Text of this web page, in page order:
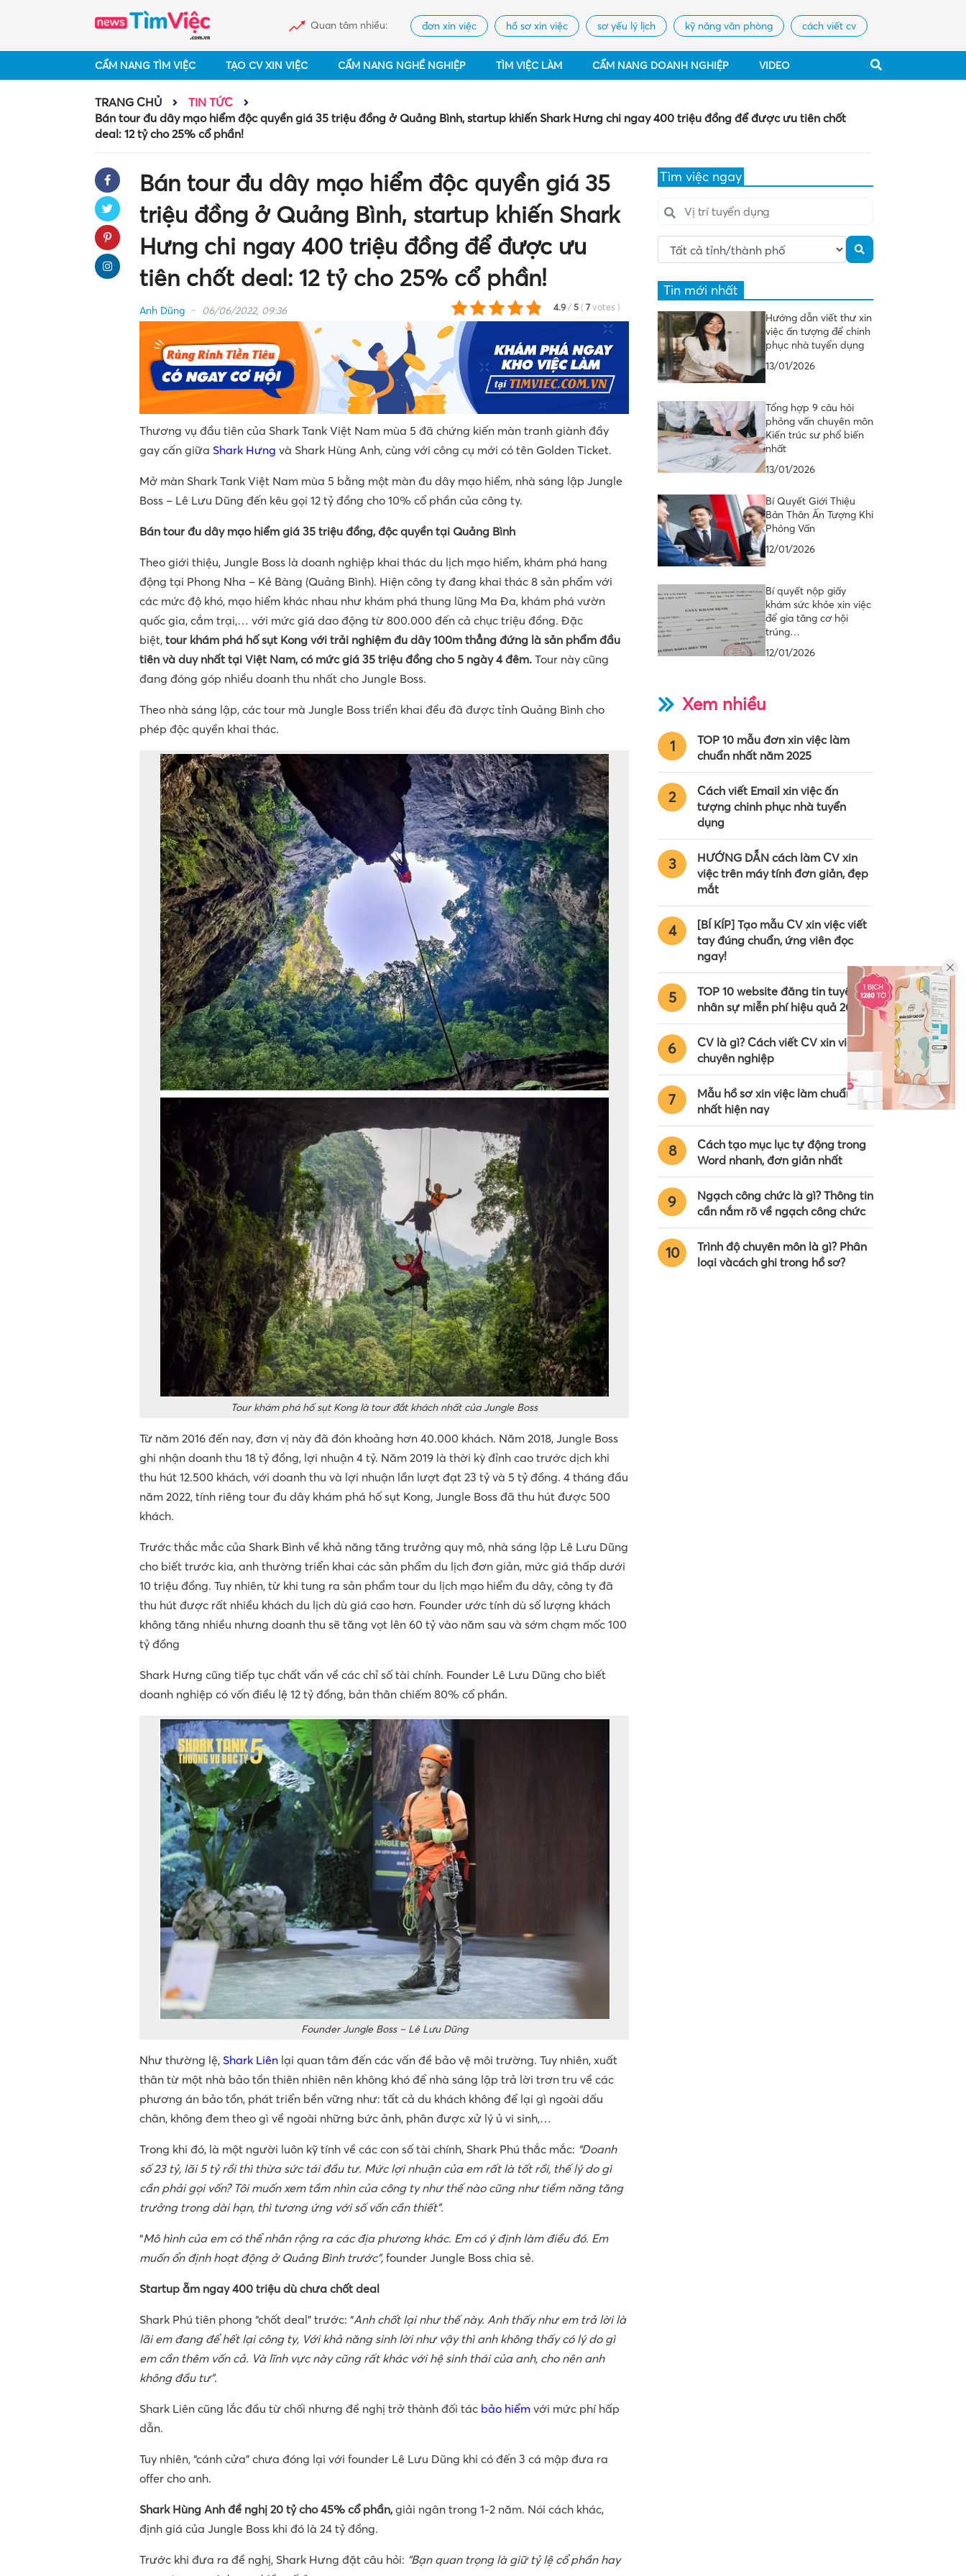
Quan tâm nhiều: đơn xin việc hồ sơ xin việc sơ yếu lý lịch kỹ năng văn phòng cách viết cv
CẨM NANG TÌM VIỆC TẠO CV XIN VIỆC CẨM NANG NGHỀ NGHIỆP TÌM VIỆC LÀM CẨM NANG DOANH NGHIỆP VIDEO
TRANG CHỦ
TIN TỨC
Bán tour đu dây mạo hiểm độc quyền giá 35 triệu đồng ở Quảng Bình, startup khiến Shark Hưng chi ngay 400 triệu đồng để được ưu tiên chốt
deal: 12 tỷ cho 25% cổ phần!
Bán tour đu dây mạo hiểm độc quyền giá 35
triệu đồng ở Quảng Bình, startup khiến Shark
Hưng chi ngay 400 triệu đồng để được ưu
tiên chốt deal: 12 tỷ cho 25% cổ phần!
4.9 / 5 ( 7 votes )
Anh Dũng 06/06/2022, 09:36
Thương vụ đầu tiên của Shark Tank Việt Nam mùa 5 đã chứng kiến màn tranh giành đầy
gay cấn giữa Shark Hưng và Shark Hùng Anh, cùng với công cụ mới có tên Golden Ticket.
Mở màn Shark Tank Việt Nam mùa 5 bằng một màn đu dây mạo hiểm, nhà sáng lập Jungle
Boss – Lê Lưu Dũng đến kêu gọi 12 tỷ đồng cho 10% cổ phần của công ty.
Bán tour đu dây mạo hiểm giá 35 triệu đồng, độc quyền tại Quảng Bình
Theo giới thiệu, Jungle Boss là doanh nghiệp khai thác du lịch mạo hiểm, khám phá hang
động tại Phong Nha – Kẻ Bàng (Quảng Bình). Hiện công ty đang khai thác 8 sản phẩm với
các mức độ khó, mạo hiểm khác nhau như khám phá thung lũng Ma Đa, khám phá vườn
quốc gia, cắm trại,… với mức giá dao động từ 800.000 đến cả chục triệu đồng. Đặc
biệt, tour khám phá hố sụt Kong với trải nghiệm đu dây 100m thẳng đứng là sản phẩm đầu
tiên và duy nhất tại Việt Nam, có mức giá 35 triệu đồng cho 5 ngày 4 đêm. Tour này cũng
đang đóng góp nhiều doanh thu nhất cho Jungle Boss.
Theo nhà sáng lập, các tour mà Jungle Boss triển khai đều đã được tỉnh Quảng Bình cho
phép độc quyền khai thác.
Tour khám phá hố sụt Kong là tour đắt khách nhất của Jungle Boss
Từ năm 2016 đến nay, đơn vị này đã đón khoảng hơn 40.000 khách. Năm 2018, Jungle Boss
ghi nhận doanh thu 18 tỷ đồng, lợi nhuận 4 tỷ. Năm 2019 là thời kỳ đỉnh cao trước dịch khi
thu hút 12.500 khách, với doanh thu và lợi nhuận lần lượt đạt 23 tỷ và 5 tỷ đồng. 4 tháng đầu
năm 2022, tính riêng tour đu dây khám phá hố sụt Kong, Jungle Boss đã thu hút được 500
khách.
Trước thắc mắc của Shark Bình về khả năng tăng trưởng quy mô, nhà sáng lập Lê Lưu Dũng
cho biết trước kia, anh thường triển khai các sản phẩm du lịch đơn giản, mức giá thấp dưới
10 triệu đồng. Tuy nhiên, từ khi tung ra sản phẩm tour du lịch mạo hiểm đu dây, công ty đã
thu hút được rất nhiều khách du lịch dù giá cao hơn. Founder ước tính dù số lượng khách
không tăng nhiều nhưng doanh thu sẽ tăng vọt lên 60 tỷ vào năm sau và sớm chạm mốc 100
tỷ đồng
Shark Hưng cũng tiếp tục chất vấn về các chỉ số tài chính. Founder Lê Lưu Dũng cho biết
doanh nghiệp có vốn điều lệ 12 tỷ đồng, bản thân chiếm 80% cổ phần.
Founder Jungle Boss – Lê Lưu Dũng
Như thường lệ, Shark Liên lại quan tâm đến các vấn đề bảo vệ môi trường. Tuy nhiên, xuất
thân từ một nhà bảo tồn thiên nhiên nên không khó để nhà sáng lập trả lời trơn tru về các
phương án bảo tồn, phát triển bền vững như: tất cả du khách không để lại gì ngoài dấu
chân, không đem theo gì về ngoài những bức ảnh, phân được xử lý ủ vi sinh,…
Trong khi đó, là một người luôn kỹ tính về các con số tài chính, Shark Phú thắc mắc: “Doanh
số 23 tỷ, lãi 5 tỷ rồi thì thừa sức tái đầu tư. Mức lợi nhuận của em rất là tốt rồi, thế lý do gì
cần phải gọi vốn? Tôi muốn xem tầm nhìn của công ty như thế nào cũng như tiềm năng tăng
trưởng trong dài hạn, thì tương ứng với số vốn cần thiết”.
“Mô hình của em có thể nhân rộng ra các địa phương khác. Em có ý định làm điều đó. Em
muốn ổn định hoạt động ở Quảng Bình trước”, founder Jungle Boss chia sẻ.
Startup ẵm ngay 400 triệu dù chưa chốt deal
Shark Phú tiên phong “chốt deal” trước: “Anh chốt lại như thế này. Anh thấy như em trả lời là
lãi em đang để hết lại công ty, Với khả năng sinh lời như vậy thì anh không thấy có lý do gì
em cần thêm vốn cả. Và lĩnh vực này cũng rất khác với hệ sinh thái của anh, cho nên anh
không đầu tư”.
Shark Liên cũng lắc đầu từ chối nhưng đề nghị trở thành đối tác bảo hiểm với mức phí hấp
dẫn.
Tuy nhiên, “cánh cửa” chưa đóng lại với founder Lê Lưu Dũng khi có đến 3 cá mập đưa ra
offer cho anh.
Shark Hùng Anh đề nghị 20 tỷ cho 45% cổ phần, giải ngân trong 1-2 năm. Nói cách khác,
định giá của Jungle Boss khi đó là 24 tỷ đồng.
Trước khi đưa ra đề nghị, Shark Hưng đặt câu hỏi: “Bạn quan trọng là giữ tỷ lệ cổ phần hay
Tìm việc ngay
Tin mới nhất
Hướng dẫn viết thư xin
việc ấn tượng để chinh
phục nhà tuyển dụng
13/01/2026
Tổng hợp 9 câu hỏi
phỏng vấn chuyên môn
Kiến trúc sư phổ biến
nhất
13/01/2026
Bí Quyết Giới Thiệu
Bản Thân Ấn Tượng Khi
Phỏng Vấn
12/01/2026
Bí quyết nộp giấy
khám sức khỏe xin việc
để gia tăng cơ hội
trúng…
12/01/2026
Xem nhiều
1
TOP 10 mẫu đơn xin việc làm
chuẩn nhất năm 2025
2
Cách viết Email xin việc ấn
tượng chinh phục nhà tuyển
dụng
3
HƯỚNG DẪN cách làm CV xin
việc trên máy tính đơn giản, đẹp
mắt
4
[BÍ KÍP] Tạo mẫu CV xin việc viết
tay đúng chuẩn, ứng viên đọc
ngay!
5
TOP 10 website đăng tin tuyển
nhân sự miễn phí hiệu quả 2024
6
CV là gì? Cách viết CV xin việc
chuyên nghiệp
7
Mẫu hồ sơ xin việc làm chuẩn
nhất hiện nay
8
Cách tạo mục lục tự động trong
Word nhanh, đơn giản nhất
9
Ngạch công chức là gì? Thông tin
cần nắm rõ về ngạch công chức
10
Trình độ chuyên môn là gì? Phân
loại vàcách ghi trong hồ sơ?